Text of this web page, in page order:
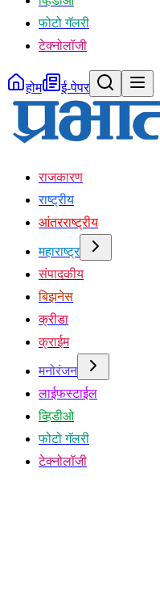
फोटो गॅलरी
टेक्नोलॉजी
होम ई-पेपर
राजकारण
राष्ट्रीय
आंतरराष्ट्रीय
महाराष्ट्र
संपादकीय
बिझनेस
क्रीडा
क्राईम
मनोरंजन
लाईफस्टाईल
व्हिडीओ
फोटो गॅलरी
टेक्नोलॉजी